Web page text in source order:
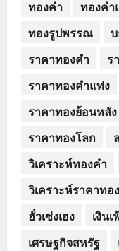
ทองคำ
ทองคำ
ทองรูปพรรณ
ราคาทองคำ
ร
ราคาทองคำแท่ง
ราคาทองย้อนหลัง
ราคาทองโลก
วิเคราะห์ทองคำ
วิเคราะห์ราคาทอ
ฮั่วเซ่งเฮง
เงินเ
เศรษฐกิจสหรัฐ